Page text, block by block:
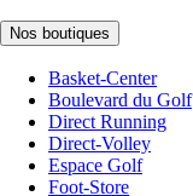
Nos boutiques
Basket-Center
Boulevard du Golf
Direct Running
Direct-Volley
Espace Golf
Foot-Store